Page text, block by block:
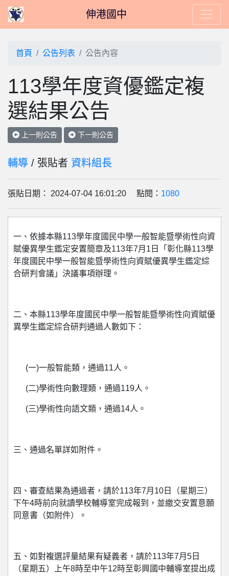
伸港國中
首頁 公告列表 公告內容
113學年度資優鑑定複
選結果公告
上一則公告 下一則公告
輔導 / 張貼者 資料組長
張貼日期： 2024-07-04 16:01:20 點閱： 1080
一、依據本縣113學年度國民中學一般智能暨學術性向資
賦優異學生鑑定安置簡章及113年7月1日「彰化縣113學
年度國民中學一般智能暨學術性向資賦優異學生鑑定綜
合研判會議」決議事項辦理。
二、本縣113學年度國民中學一般智能暨學術性向資賦優
異學生鑑定綜合研判通過人數如下：
(一)一般智能類，通過11人。
(二)學術性向數理類，通過119人。
(三)學術性向語文類，通過14人。
三、通過名單詳如附件。
四、審查結果為通過者，請於113年7月10日（星期三）
下午4時前向就讀學校輔導室完成報到，並繳交安置意願
同意書（如附件）。
五、如對複選評量結果有疑義者，請於113年7月5日
（星期五）上午8時至中午12時至彰興國中輔導室提出成